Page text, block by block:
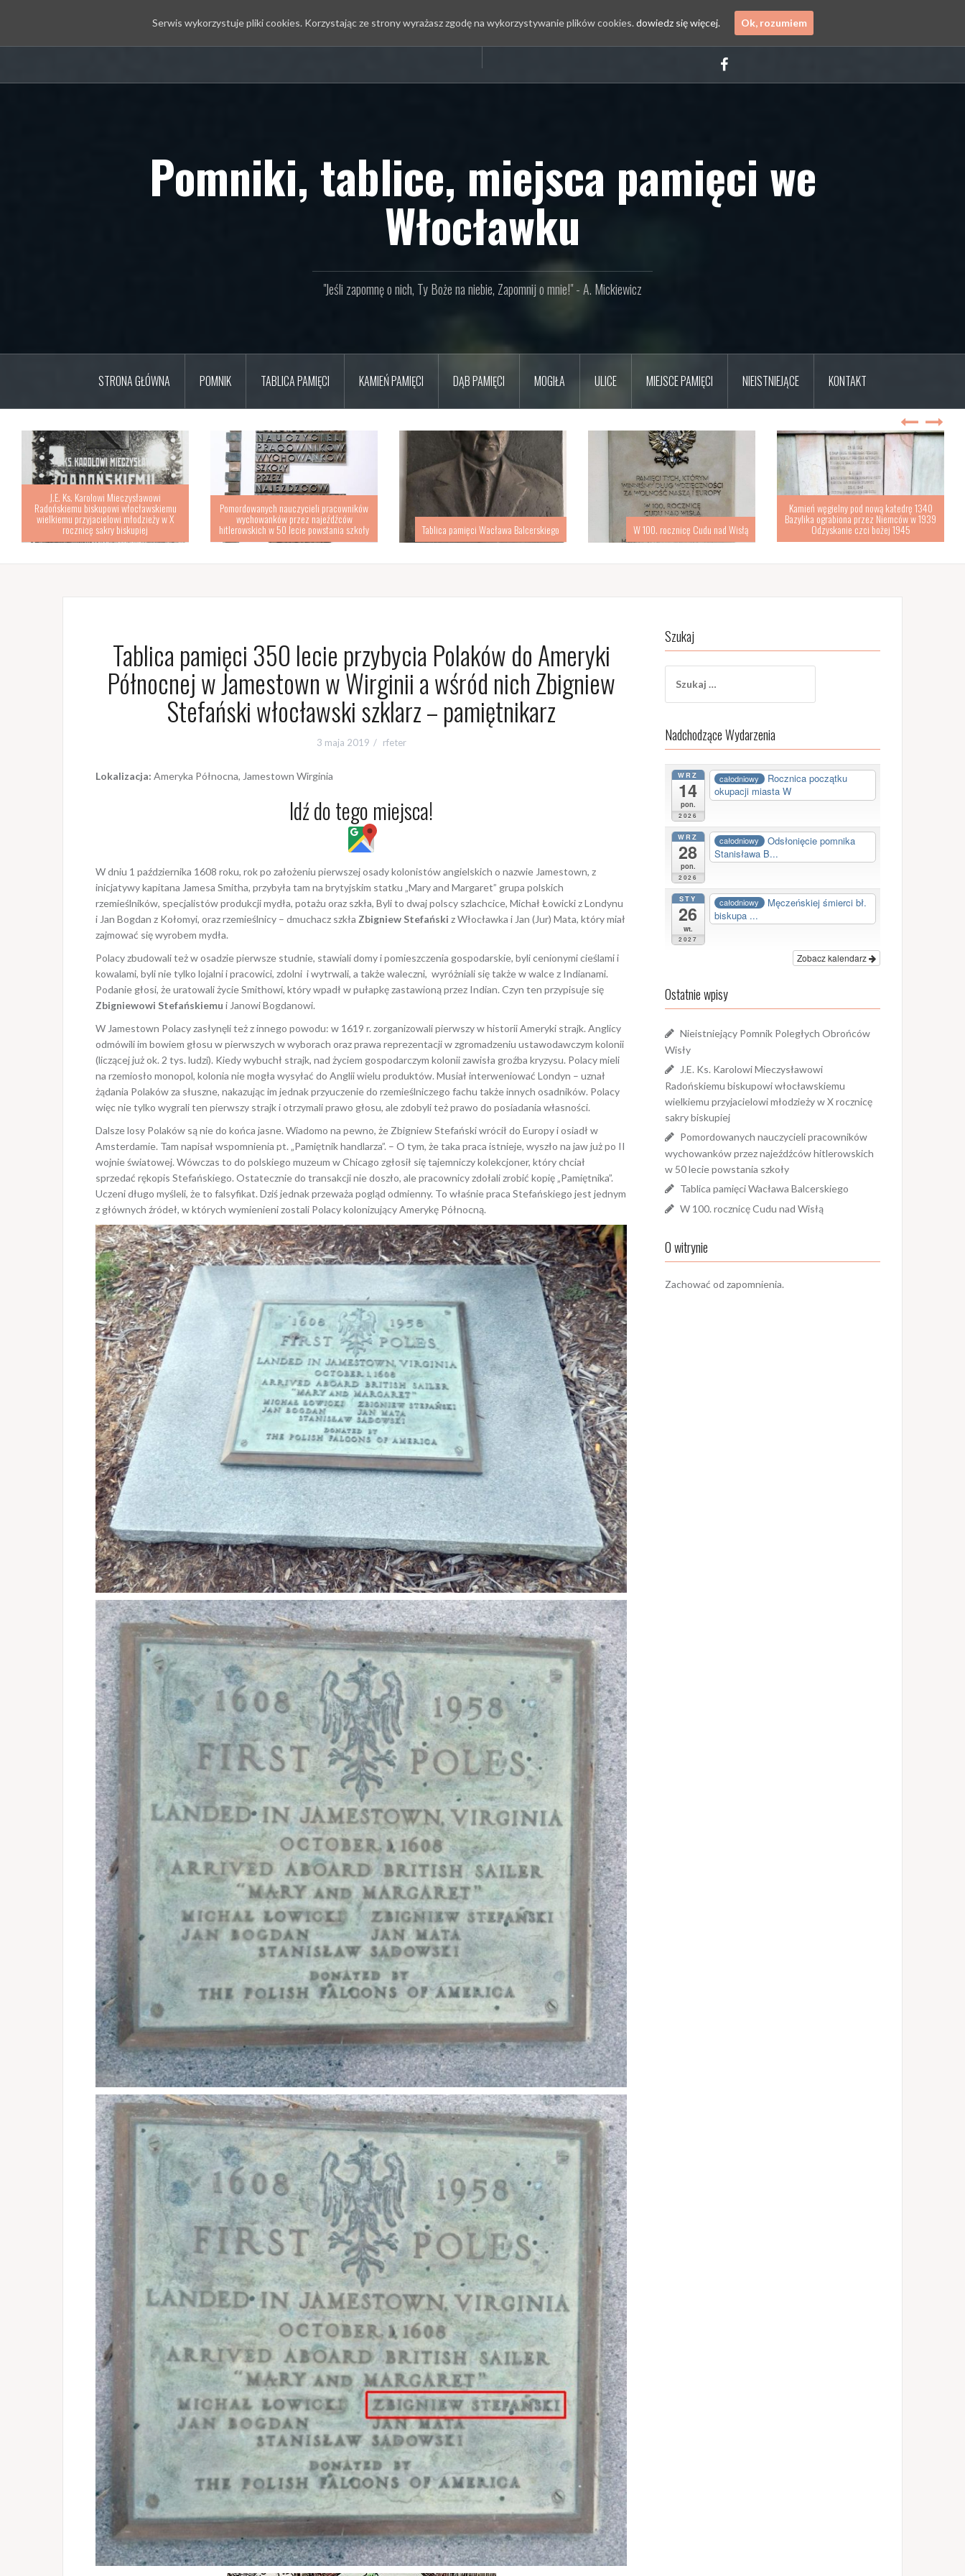
treści
Pomniki, tablice, miejsca pamięci we
Włocławku
"Jeśli zapomnę o nich, Ty Boże na niebie, Zapomnij o mnie!" - A. Mickiewicz
STRONA GŁÓWNA POMNIK TABLICA PAMIĘCI KAMIEŃ PAMIĘCI DĄB PAMIĘCI MOGIŁA ULICE MIEJSCE PAMIĘCI NIEISTNIEJĄCE KONTAKT
J.E. Ks. Karolowi Mieczysławowi
Radońskiemu biskupowi włocławskiemu
wielkiemu przyjacielowi młodzieży w X
rocznicę sakry biskupiej
Pomordowanych nauczycieli pracowników
wychowanków przez najeźdźców
hitlerowskich w 50 lecie powstania szkoły Tablica pamięci Wacława Balcerskiego W 100. rocznicę Cudu nad Wisłą
Kamień węgielny pod nową katedrę 1340
Bazylika ograbiona przez Niemców w 1939
Odzyskanie czci bożej 1945
Tablica pamięci 350 lecie przybycia Polaków do Ameryki
Północnej w Jamestown w Wirginii a wśród nich Zbigniew
Stefański włocławski szklarz – pamiętnikarz
3 maja 2019 rfeter
Lokalizacja: Ameryka Północna, Jamestown Wirginia
Idź do tego miejsca!
W dniu 1 października 1608 roku, rok po założeniu pierwszej osady kolonistów angielskich o nazwie Jamestown, z
inicjatywy kapitana Jamesa Smitha, przybyła tam na brytyjskim statku „Mary and Margaret” grupa polskich
rzemieślników, specjalistów produkcji mydła, potażu oraz szkła, Byli to dwaj polscy szlachcice, Michał Łowicki z Londynu
i Jan Bogdan z Kołomyi, oraz rzemieślnicy – dmuchacz szkła Zbigniew Stefański z Włocławka i Jan (Jur) Mata, który miał
zajmować się wyrobem mydła.
Polacy zbudowali też w osadzie pierwsze studnie, stawiali domy i pomieszczenia gospodarskie, byli cenionymi cieślami i
kowalami, byli nie tylko lojalni i pracowici, zdolni i wytrwali, a także waleczni, wyróżniali się także w walce z Indianami.
Podanie głosi, że uratowali życie Smithowi, który wpadł w pułapkę zastawioną przez Indian. Czyn ten przypisuje się
Zbigniewowi Stefańskiemu i Janowi Bogdanowi.
W Jamestown Polacy zasłynęli też z innego powodu: w 1619 r. zorganizowali pierwszy w historii Ameryki strajk. Anglicy
odmówili im bowiem głosu w pierwszych w wyborach oraz prawa reprezentacji w zgromadzeniu ustawodawczym kolonii
(liczącej już ok. 2 tys. ludzi). Kiedy wybuchł strajk, nad życiem gospodarczym kolonii zawisła groźba kryzysu. Polacy mieli
na rzemiosło monopol, kolonia nie mogła wysyłać do Anglii wielu produktów. Musiał interweniować Londyn – uznał
żądania Polaków za słuszne, nakazując im jednak przyuczenie do rzemieślniczego fachu także innych osadników. Polacy
więc nie tylko wygrali ten pierwszy strajk i otrzymali prawo głosu, ale zdobyli też prawo do posiadania własności.
Dalsze losy Polaków są nie do końca jasne. Wiadomo na pewno, że Zbigniew Stefański wrócił do Europy i osiadł w
Amsterdamie. Tam napisał wspomnienia pt. „Pamiętnik handlarza”. – O tym, że taka praca istnieje, wyszło na jaw już po II
wojnie światowej. Wówczas to do polskiego muzeum w Chicago zgłosił się tajemniczy kolekcjoner, który chciał
sprzedać rękopis Stefańskiego. Ostatecznie do transakcji nie doszło, ale pracownicy zdołali zrobić kopię „Pamiętnika”.
Uczeni długo myśleli, że to falsyfikat. Dziś jednak przeważa pogląd odmienny. To właśnie praca Stefańskiego jest jednym
z głównych źródeł, w których wymienieni zostali Polacy kolonizujący Amerykę Północną.
Szukaj
Nadchodzące Wydarzenia
WRZ
14
pon.
2026
całodniowy
Rocznica początku
okupacji miasta W
WRZ
28
pon.
2026
całodniowy
Odsłonięcie pomnika
Stanisława B...
STY
26
wt.
2027
całodniowy
Męczeńskiej śmierci bł.
biskupa ...
Zobacz kalendarz
Ostatnie wpisy
Nieistniejący Pomnik Poległych Obrońców
Wisły
J.E. Ks. Karolowi Mieczysławowi
Radońskiemu biskupowi włocławskiemu
wielkiemu przyjacielowi młodzieży w X rocznicę
sakry biskupiej
Pomordowanych nauczycieli pracowników
wychowanków przez najeźdźców hitlerowskich
w 50 lecie powstania szkoły
Tablica pamięci Wacława Balcerskiego
W 100. rocznicę Cudu nad Wisłą
O witrynie
Zachować od zapomnienia.
Serwis wykorzystuje pliki cookies. Korzystając ze strony wyrażasz zgodę na wykorzystywanie plików cookies. dowiedz się więcej. Ok, rozumiem